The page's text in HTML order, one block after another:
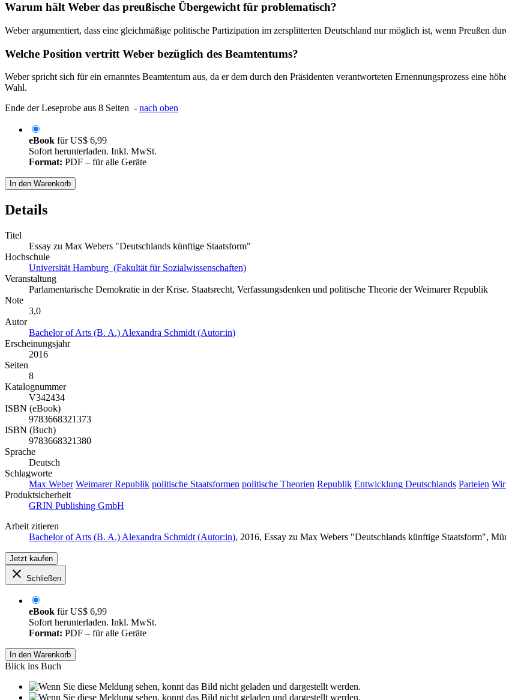
Warum hält Weber das preußische Übergewicht für problematisch?
Weber argumentiert, dass eine gleichmäßige politische Partizipation im zersplitterten Deutschland nur möglich ist, wenn Preußen
Welche Position vertritt Weber bezüglich des Beamtentums?
Weber spricht sich für ein ernanntes Beamtentum aus, da er dem durch den Präsidenten verantworteten Ernennungsprozess eine
Wahl.
Ende der Leseprobe aus 8 Seiten - nach oben
eBook fürUS$ 6,99
Sofort herunterladen. Inkl. MwSt.
Format: PDF – für alle Geräte
In den Warenkorb
Details
Titel
Essay zu Max Webers "Deutschlands künftige Staatsform"
Hochschule
Universität Hamburg (Fakultät für Sozialwissenschaften)
Veranstaltung
Parlamentarische Demokratie in der Krise. Staatsrecht, Verfassungsdenken und politische Theorie der Weimarer Republik
Note
3,0
Autor
Bachelor of Arts (B. A.) Alexandra Schmidt (Autor:in)
Erscheinungsjahr
2016
Seiten
8
Katalognummer
V342434
ISBN (eBook)
9783668321373
ISBN (Buch)
9783668321380
Sprache
Deutsch
Schlagworte
Max Weber Weimarer Republik politische Staatsformen politische Theorien Republik Entwicklung Deutschlands Parteien
Produktsicherheit
GRIN Publishing GmbH
Arbeit zitieren
Bachelor of Arts (B. A.) Alexandra Schmidt (Autor:in), 2016, Essay zu Max Webers "Deutschlands künftige Staatsform",
Jetzt kaufen
Schließen
eBook fürUS$ 6,99
Sofort herunterladen. Inkl. MwSt.
Format: PDF – für alle Geräte
In den Warenkorb
Blick ins Buch